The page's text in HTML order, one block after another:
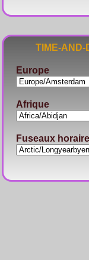
TIME-
Europe
Afrique
Fuseaux